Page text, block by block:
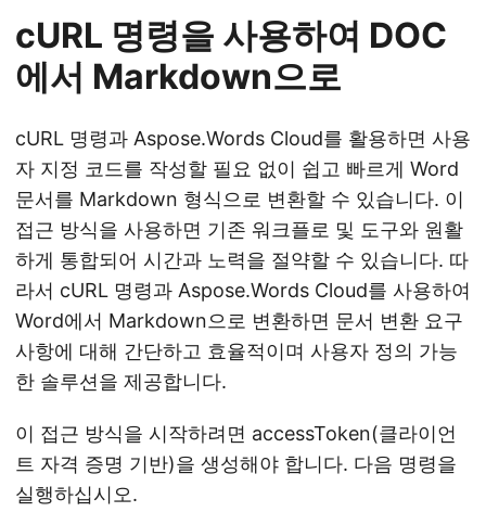
cURL 명령을 사용하여 DOC
에서 Markdown으로
cURL 명령과 Aspose.Words Cloud를 활용하면 사용
자 지정 코드를 작성할 필요 없이 쉽고 빠르게 Word
문서를 Markdown 형식으로 변환할 수 있습니다. 이
접근 방식을 사용하면 기존 워크플로 및 도구와 원활
하게 통합되어 시간과 노력을 절약할 수 있습니다. 따
라서 cURL 명령과 Aspose.Words Cloud를 사용하여
Word에서 Markdown으로 변환하면 문서 변환 요구
사항에 대해 간단하고 효율적이며 사용자 정의 가능
한 솔루션을 제공합니다.
이 접근 방식을 시작하려면 accessToken(클라이언
트 자격 증명 기반)을 생성해야 합니다. 다음 명령을
실행하십시오.